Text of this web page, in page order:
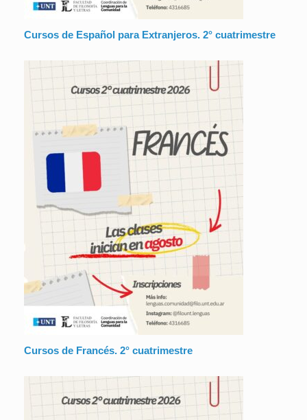
Cursos de Español para Extranjeros. 2° cuatrimestre
Cursos de Francés. 2° cuatrimestre